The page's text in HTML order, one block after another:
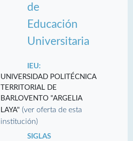
de
Educación
Universitaria
IEU:
UNIVERSIDAD POLITÉCNICA
TERRITORIAL DE
BARLOVENTO "ARGELIA
LAYA" (ver oferta de esta
institución)
SIGLAS